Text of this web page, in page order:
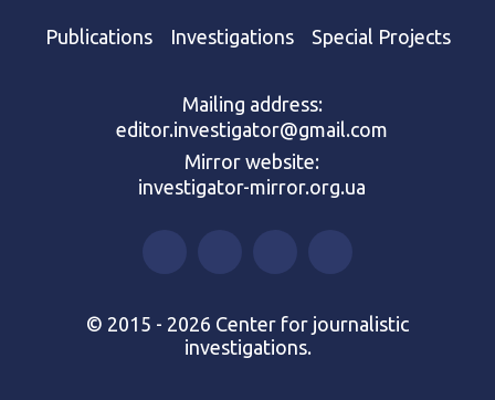
Publications Investigations Special Projects
Mailing address:
editor.investigator@gmail.com
Mirror website:
investigator-mirror.org.ua
© 2015 - 2026 Center for journalistic
investigations.